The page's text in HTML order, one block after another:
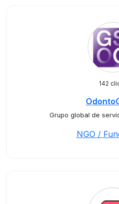
142
Grupo global de
NGO /